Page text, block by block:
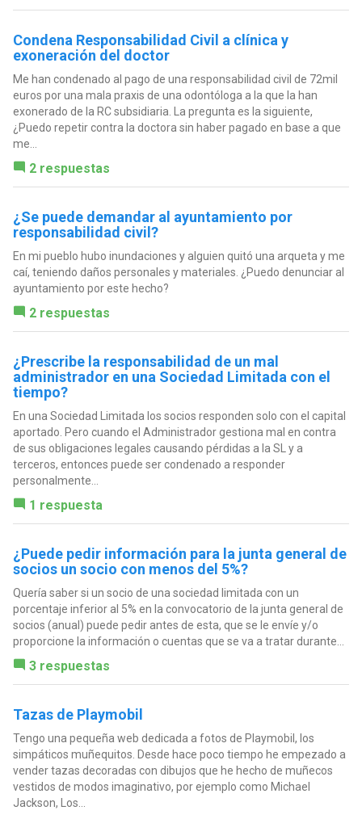
Condena Responsabilidad Civil a clínica y
exoneración del doctor
Me han condenado al pago de una responsabilidad civil de 72mil
euros por una mala praxis de una odontóloga a la que la han
exonerado de la RC subsidiaria. La pregunta es la siguiente,
¿Puedo repetir contra la doctora sin haber pagado en base a que
me...
2 respuestas
¿Se puede demandar al ayuntamiento por
responsabilidad civil?
En mi pueblo hubo inundaciones y alguien quitó una arqueta y me
caí, teniendo daños personales y materiales. ¿Puedo denunciar al
ayuntamiento por este hecho?
2 respuestas
¿Prescribe la responsabilidad de un mal
administrador en una Sociedad Limitada con el
tiempo?
En una Sociedad Limitada los socios responden solo con el capital
aportado. Pero cuando el Administrador gestiona mal en contra
de sus obligaciones legales causando pérdidas a la SL y a
terceros, entonces puede ser condenado a responder
personalmente...
1 respuesta
¿Puede pedir información para la junta general de
socios un socio con menos del 5%?
Quería saber si un socio de una sociedad limitada con un
porcentaje inferior al 5% en la convocatorio de la junta general de
socios (anual) puede pedir antes de esta, que se le envíe y/o
proporcione la información o cuentas que se va a tratar durante...
3 respuestas
Tazas de Playmobil
Tengo una pequeña web dedicada a fotos de Playmobil, los
simpáticos muñequitos. Desde hace poco tiempo he empezado a
vender tazas decoradas con dibujos que he hecho de muñecos
vestidos de modos imaginativo, por ejemplo como Michael
Jackson, Los...